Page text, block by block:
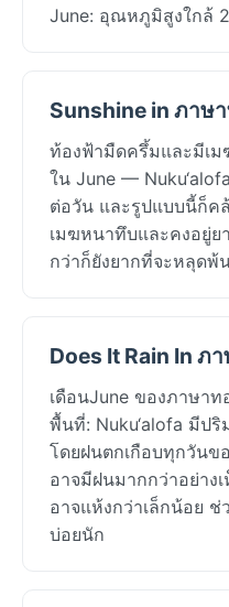
June: อุณหภูมิสูงใกล้
Sunshine in ภาษ
ท้องฟ้ามืดครึ้มและมีเ
ใน June —
ต่อวัน และรูปแบบนี้ก็ค
เมฆหนาทึบและคงอยู่
กว่าก็ยังยากที่จะหลุด
Does It Rain In ภ
เดือนJune ของภาษา
พื้นที่: Nuku‘alofa มีป
โดยฝนตกเกือบทุกวันข
อาจมีฝนมากกว่าอย่า
อาจแห้งกว่าเล็กน้อย
บ่อยนัก